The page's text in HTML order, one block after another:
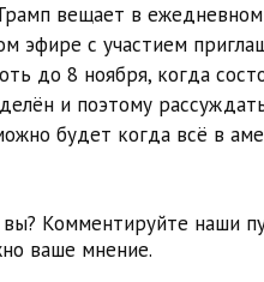
вещает в
эфире с участием
до 8 ноября, когда
и поэтому
будет когда всё в
Комментируйте наши
ваше мнение.